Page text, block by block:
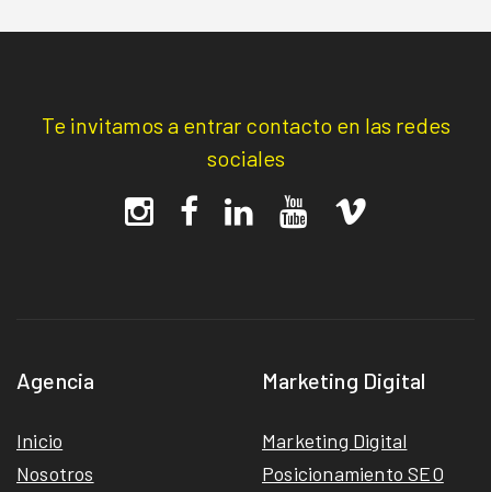
Te invitamos a entrar contacto en las redes
sociales
Agencia
Inicio
Nosotros
Marketing Digital
Marketing Digital
Posicionamiento SEO